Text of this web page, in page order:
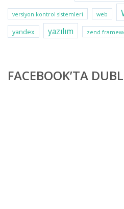
versiyon kontrol sistemleri web
yandex
yazılım zend
FACEBOOK’TA